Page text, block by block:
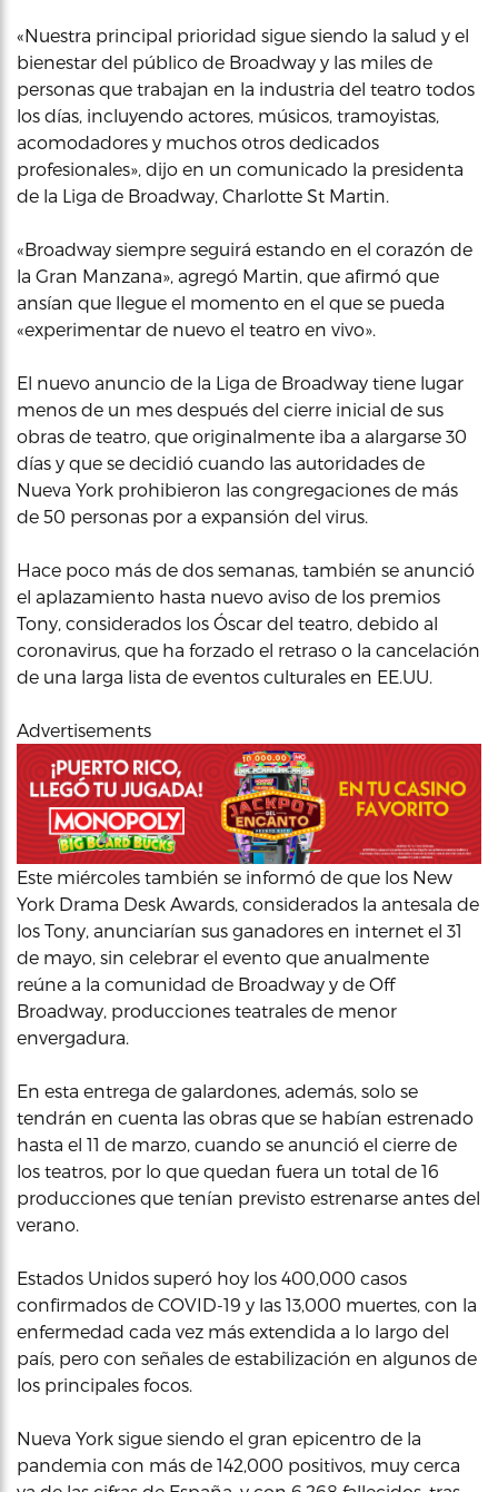
«Nuestra principal prioridad sigue siendo la salud y el
bienestar del público de Broadway y las miles de
personas que trabajan en la industria del teatro todos
los días, incluyendo actores, músicos, tramoyistas,
acomodadores y muchos otros dedicados
profesionales», dijo en un comunicado la presidenta
de la Liga de Broadway, Charlotte St Martin.
«Broadway siempre seguirá estando en el corazón de
la Gran Manzana», agregó Martin, que afirmó que
ansían que llegue el momento en el que se pueda
«experimentar de nuevo el teatro en vivo».
El nuevo anuncio de la Liga de Broadway tiene lugar
menos de un mes después del cierre inicial de sus
obras de teatro, que originalmente iba a alargarse 30
días y que se decidió cuando las autoridades de
Nueva York prohibieron las congregaciones de más
de 50 personas por a expansión del virus.
Hace poco más de dos semanas, también se anunció
el aplazamiento hasta nuevo aviso de los premios
Tony, considerados los Óscar del teatro, debido al
coronavirus, que ha forzado el retraso o la cancelación
de una larga lista de eventos culturales en EE.UU.
Advertisements
Este miércoles también se informó de que los New
York Drama Desk Awards, considerados la antesala de
los Tony, anunciarían sus ganadores en internet el 31
de mayo, sin celebrar el evento que anualmente
reúne a la comunidad de Broadway y de Off
Broadway, producciones teatrales de menor
envergadura.
En esta entrega de galardones, además, solo se
tendrán en cuenta las obras que se habían estrenado
hasta el 11 de marzo, cuando se anunció el cierre de
los teatros, por lo que quedan fuera un total de 16
producciones que tenían previsto estrenarse antes del
verano.
Estados Unidos superó hoy los 400,000 casos
confirmados de COVID-19 y las 13,000 muertes, con la
enfermedad cada vez más extendida a lo largo del
país, pero con señales de estabilización en algunos de
los principales focos.
Nueva York sigue siendo el gran epicentro de la
pandemia con más de 142,000 positivos, muy cerca